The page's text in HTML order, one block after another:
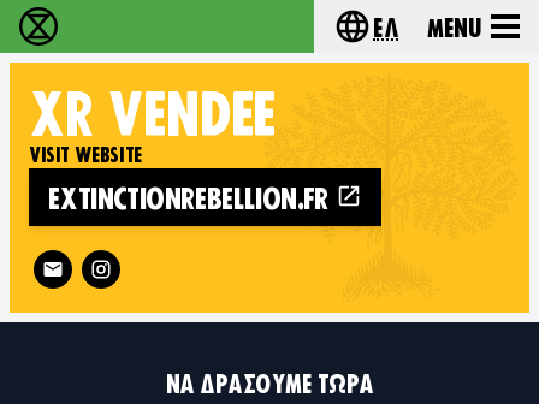
Extinction Rebellion - Home Choose your
Ελ Menu
XR VENDÉE
VISIT WEBSITE
EXTINCTIONREBELLION.FR
Follow XR Vendée on
ΝΑ ΔΡΆΣΟΥΜΕ ΤΏΡΑ